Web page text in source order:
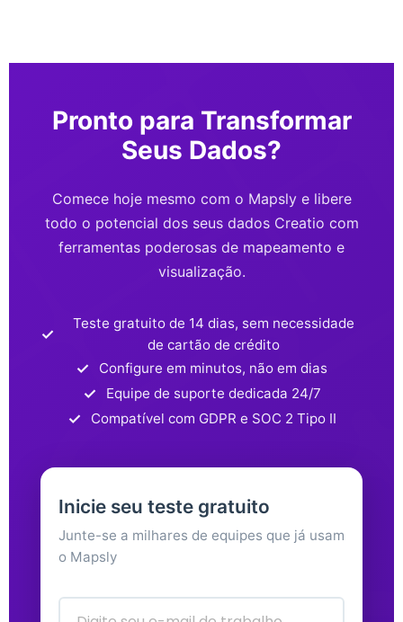
Pronto para Transformar
Seus Dados?
Comece hoje mesmo com o Mapsly e libere
todo o potencial dos seus dados Creatio com
ferramentas poderosas de mapeamento e
visualização.
Teste gratuito de 14 dias, sem necessidade
de cartão de crédito
Configure em minutos, não em dias
Equipe de suporte dedicada 24/7
Compatível com GDPR e SOC 2 Tipo II
Inicie seu teste gratuito
Junte-se a milhares de equipes que já usam
o Mapsly